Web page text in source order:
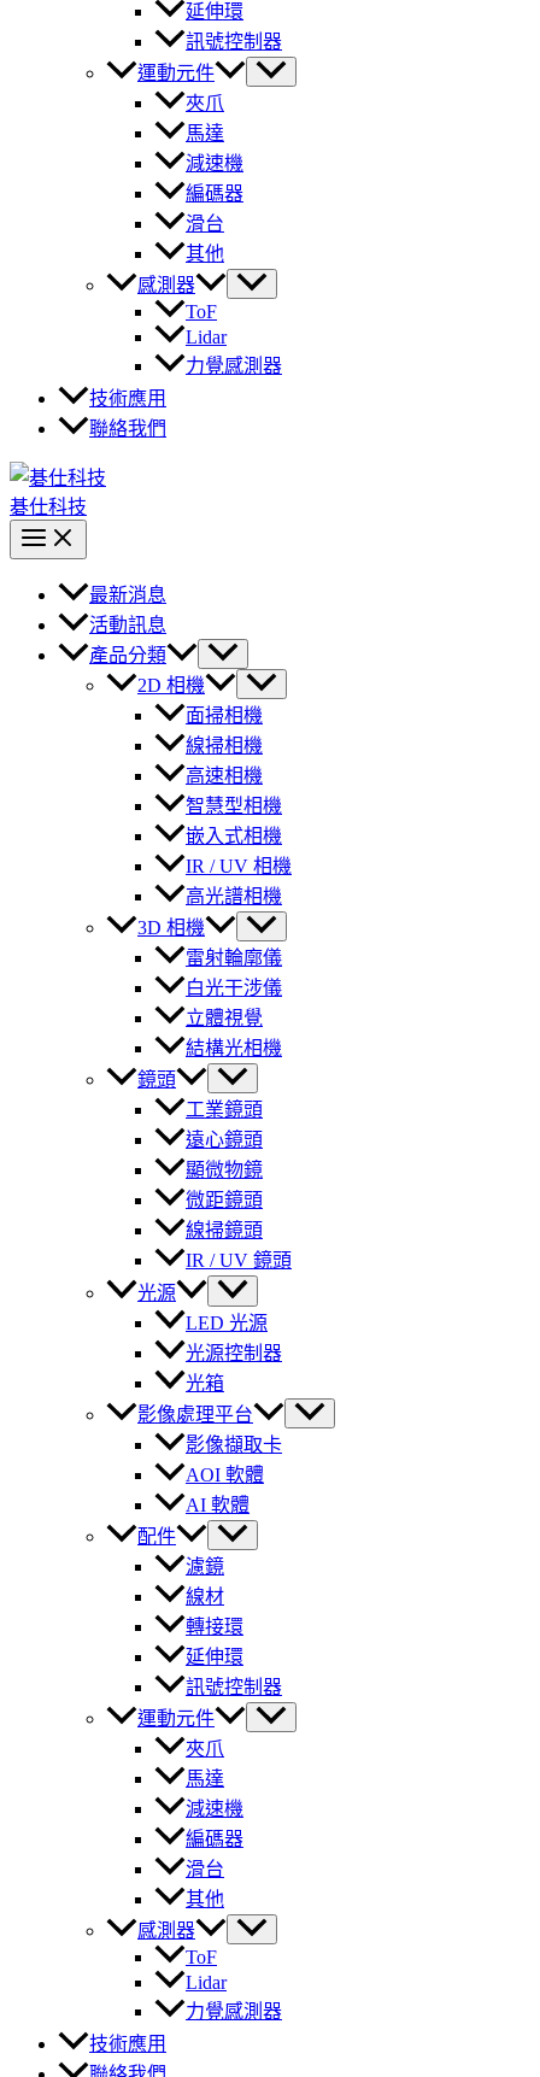
延伸環
訊號控制器
運動元件
夾爪
馬達
減速機
編碼器
滑台
其他
感測器
ToF
Lidar
力覺感測器
技術應用
聯絡我們
碁仕科技
最新消息
活動訊息
產品分類
2D 相機
面掃相機
線掃相機
高速相機
智慧型相機
嵌入式相機
IR / UV 相機
高光譜相機
3D 相機
雷射輪廓儀
白光干涉儀
立體視覺
結構光相機
鏡頭
工業鏡頭
遠心鏡頭
顯微物鏡
微距鏡頭
線掃鏡頭
IR / UV 鏡頭
光源
LED 光源
光源控制器
光箱
影像處理平台
影像擷取卡
AOI 軟體
AI 軟體
配件
濾鏡
線材
轉接環
延伸環
訊號控制器
運動元件
夾爪
馬達
減速機
編碼器
滑台
其他
感測器
ToF
Lidar
力覺感測器
技術應用